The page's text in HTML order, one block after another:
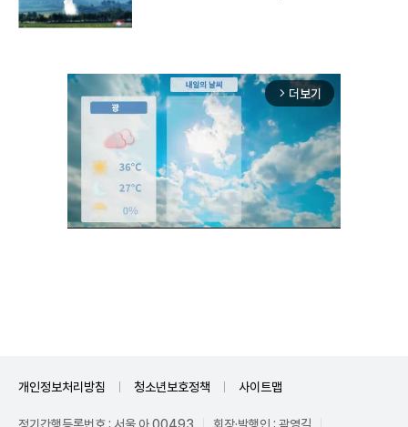
arrow_forward_ios 더보기
개인정보처리방침 청소년보호정책 사이트맵
정기간행등록번호 : 서울 아 00493 회장·발행인 : 곽영길